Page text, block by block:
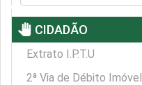
pan_tool CIDADÃO
Extrato I.P.T.U
2ª Via de Débito Imóvel